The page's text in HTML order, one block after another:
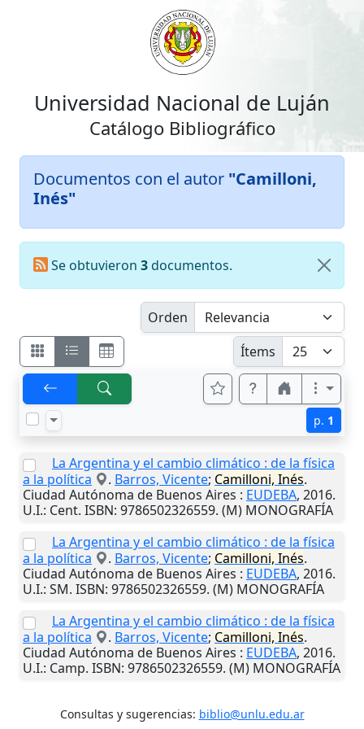
Universidad Nacional de Luján
Catálogo Bibliográfico
Documentos con el autor "Camilloni,
Inés"
Se obtuvieron 3documentos.
Orden
Ítems
p. 1
La Argentina y el cambio climático : de la física
a la política
. Barros, Vicente; Camilloni, Inés.
Ciudad Autónoma de Buenos Aires : EUDEBA, 2016.
U.I.: Cent. ISBN: 9786502326559. (M) MONOGRAFÍA
La Argentina y el cambio climático : de la física
a la política
. Barros, Vicente; Camilloni, Inés.
Ciudad Autónoma de Buenos Aires : EUDEBA, 2016.
U.I.: SM. ISBN: 9786502326559. (M) MONOGRAFÍA
La Argentina y el cambio climático : de la física
a la política
. Barros, Vicente; Camilloni, Inés.
Ciudad Autónoma de Buenos Aires : EUDEBA, 2016.
U.I.: Camp. ISBN: 9786502326559. (M) MONOGRAFÍA
Consultas y sugerencias: biblio@unlu.edu.ar